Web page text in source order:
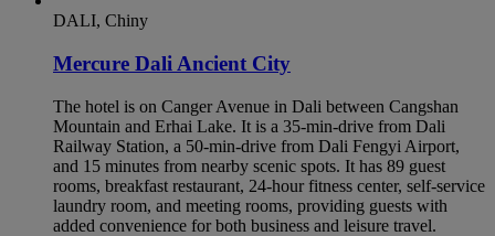
DALI, Chiny
Mercure Dali Ancient City
The hotel is on Canger Avenue in Dali between Cangshan
Mountain and Erhai Lake. It is a 35-min-drive from Dali
Railway Station, a 50-min-drive from Dali Fengyi Airport,
and 15 minutes from nearby scenic spots. It has 89 guest
rooms, breakfast restaurant, 24-hour fitness center, self-service
laundry room, and meeting rooms, providing guests with
added convenience for both business and leisure travel.